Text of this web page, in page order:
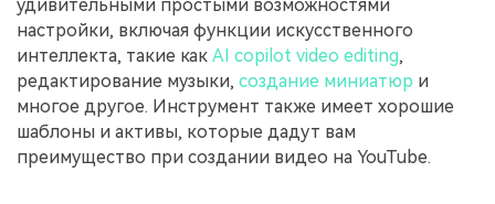
удивительными простыми возможностями
настройки, включая функции искусственного
интеллекта, такие как AI copilot video editing,
редактирование музыки, создание миниатюр и
многое другое. Инструмент также имеет хорошие
шаблоны и активы, которые дадут вам
преимущество при создании видео на YouTube.